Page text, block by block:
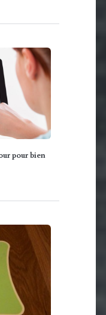
pour bien